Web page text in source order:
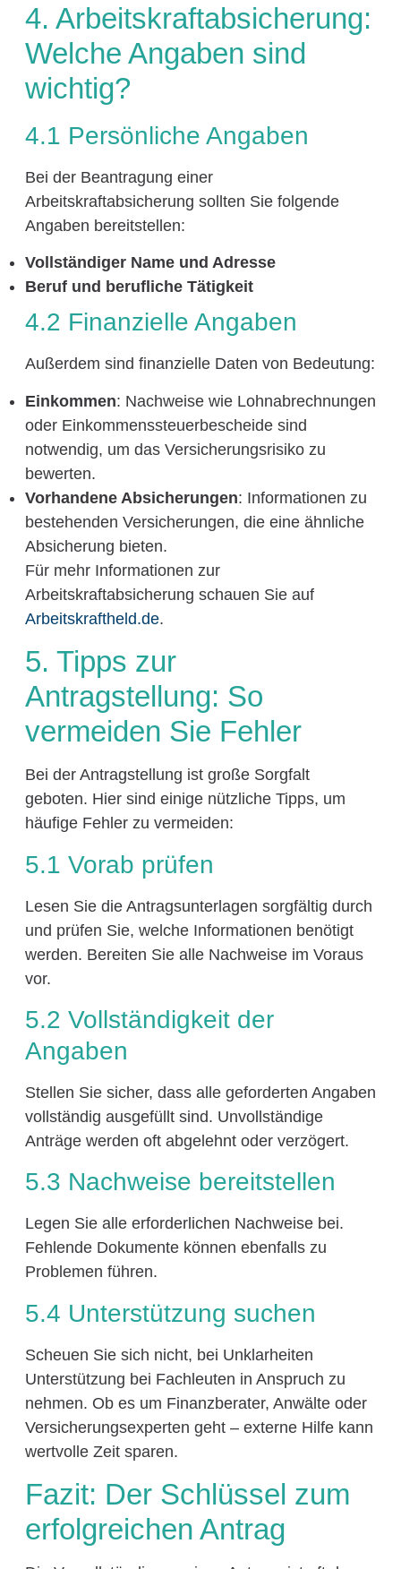
4. Arbeitskraftabsicherung:
Welche Angaben sind
wichtig?
4.1 Persönliche Angaben
Bei der Beantragung einer
Arbeitskraftabsicherung sollten Sie folgende
Angaben bereitstellen:
Vollständiger Name und Adresse
Beruf und berufliche Tätigkeit
4.2 Finanzielle Angaben
Außerdem sind finanzielle Daten von Bedeutung:
Einkommen: Nachweise wie Lohnabrechnungen
oder Einkommenssteuerbescheide sind
notwendig, um das Versicherungsrisiko zu
bewerten.
Vorhandene Absicherungen: Informationen zu
bestehenden Versicherungen, die eine ähnliche
Absicherung bieten.
Für mehr Informationen zur
Arbeitskraftabsicherung schauen Sie auf
Arbeitskraftheld.de.
5. Tipps zur
Antragstellung: So
vermeiden Sie Fehler
Bei der Antragstellung ist große Sorgfalt
geboten. Hier sind einige nützliche Tipps, um
häufige Fehler zu vermeiden:
5.1 Vorab prüfen
Lesen Sie die Antragsunterlagen sorgfältig durch
und prüfen Sie, welche Informationen benötigt
werden. Bereiten Sie alle Nachweise im Voraus
vor.
5.2 Vollständigkeit der
Angaben
Stellen Sie sicher, dass alle geforderten Angaben
vollständig ausgefüllt sind. Unvollständige
Anträge werden oft abgelehnt oder verzögert.
5.3 Nachweise bereitstellen
Legen Sie alle erforderlichen Nachweise bei.
Fehlende Dokumente können ebenfalls zu
Problemen führen.
5.4 Unterstützung suchen
Scheuen Sie sich nicht, bei Unklarheiten
Unterstützung bei Fachleuten in Anspruch zu
nehmen. Ob es um Finanzberater, Anwälte oder
Versicherungsexperten geht – externe Hilfe kann
wertvolle Zeit sparen.
Fazit: Der Schlüssel zum
erfolgreichen Antrag